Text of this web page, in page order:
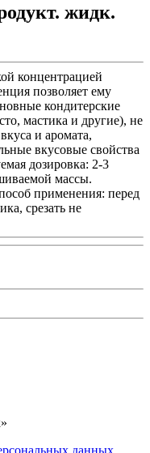
жидк.
концентрацией
позволяет ему
кондитерские
мастика и другие), не
и аромата,
вкусовые свойства
дозировка: 2-3
массы.
применения: перед
срезать не